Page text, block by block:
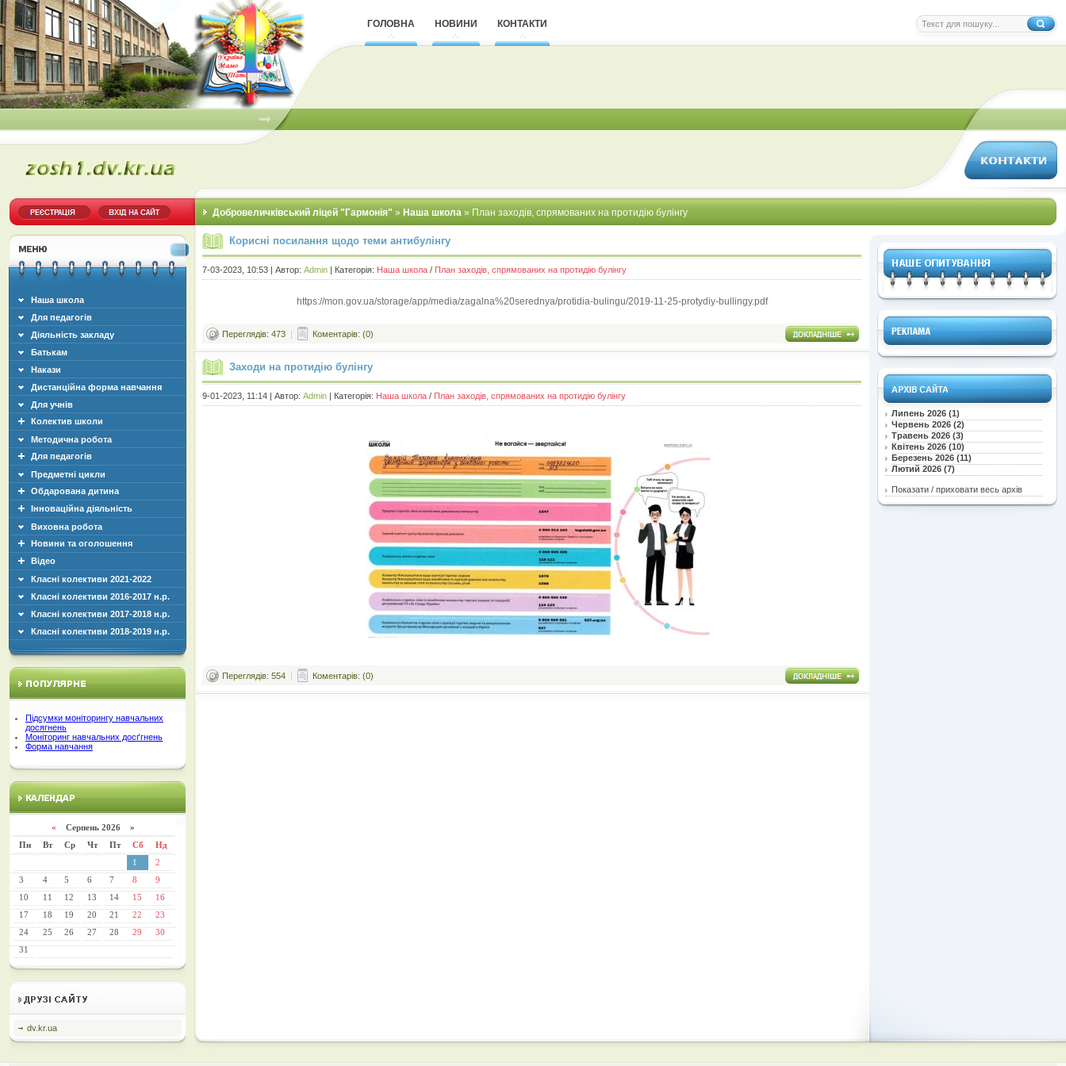
ГОЛОВНА НОВИНИ КОНТАКТИ
Добровеличківський ліцей "Гармонія" » Наша школа » План заходів, спрямованих на протидію булінгу
Наша школа
Для педагогів
Діяльність закладу
Батькам
Накази
Дистанційна форма навчання
Для учнів
Колектив школи
Методична робота
Для педагогів
Предметні цикли
Обдарована дитина
Інноваційна діяльність
Виховна робота
Новини та оголошення
Відео
Класні колективи 2021-2022
Класні колективи 2016-2017 н.р.
Класні колективи 2017-2018 н.р.
Класні колективи 2018-2019 н.р.
Підсумки моніторингу навчальних
досягнень
Моніторинг навчальних досґгнень
Форма навчання
« Серпень 2026 »
Пн
Вт Ср Чт Пт Сб
Нд
1
2
3
4 5 6 7 8
9
10
11 12 13 14 15
16
17
18 19 20 21 22
23
24
25 26 27 28 29
30
31
dv.kr.ua
Липень 2026 (1)
Червень 2026 (2)
Травень 2026 (3)
Квітень 2026 (10)
Березень 2026 (11)
Лютий 2026 (7)
Показати / приховати весь архів
Корисні посилання щодо теми антибулінгу
7-03-2023, 10:53 | Автор: Admin | Категорія: Наша школа / План заходів, спрямованих на протидію булінгу
https://mon.gov.ua/storage/app/media/zagalna%20serednya/protidia-bulingu/2019-11-25-protydiy-bullingy.pdf
Переглядів: 473 | Коментарів: (0)
Заходи на протидію булінгу
9-01-2023, 11:14 | Автор: Admin | Категорія: Наша школа / План заходів, спрямованих на протидію булінгу
Переглядів: 554 | Коментарів: (0)